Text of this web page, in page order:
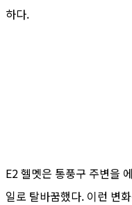
하다.
E2 헬멧은 통풍구 주변을
일로 탈바꿈했다. 이런 변